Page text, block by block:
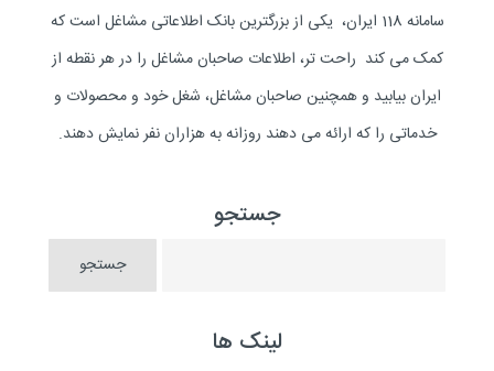
سامانه 118 ایران، یکی از بزرگترین بانک اطلاعاتی مشاغل است که
کمک می کند راحت تر، اطلاعات صاحبان مشاغل را در هر نقطه از
ایران بیابید و همچنین صاحبان مشاغل، شغل خود و محصولات و
خدماتی را که ارائه می دهند روزانه به هزاران نفر نمایش دهند.
جستجو
لینک ها